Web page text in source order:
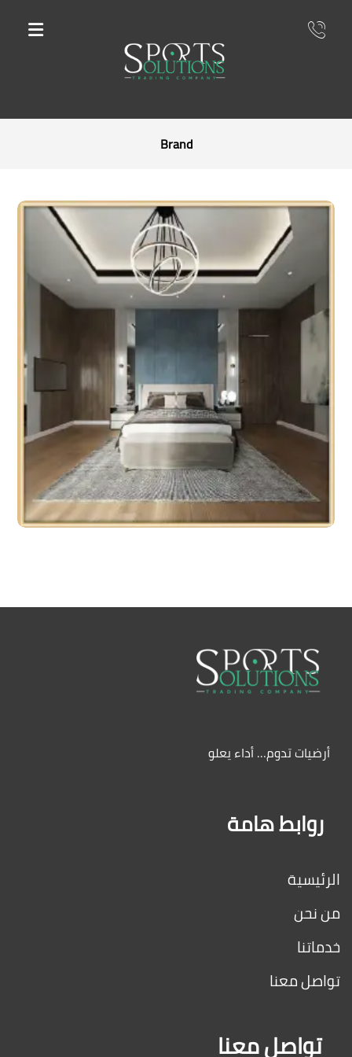
Brand
أرضيات تدوم… أداء يعلو
روابط هامة
الرئيسية
من نحن
خدماتنا
تواصل معنا
تواصل معنا